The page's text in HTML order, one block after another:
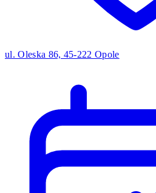
ul. Oleska 86, 45-222 Opole